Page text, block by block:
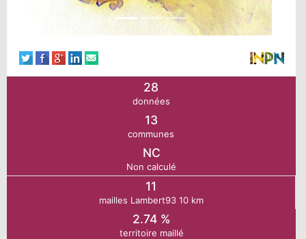
28
données
13
communes
NC
Non calculé
11
mailles Lambert93 10 km
2.74 %
territoire maillé